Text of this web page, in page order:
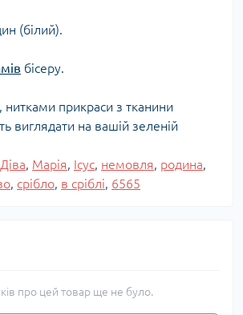
(білий).
бісеру.
нитками прикраси з тканини
виглядати на вашій зеленій
Діва, Марія, Ісус, немовля, родина,
, срібло, в сріблі, 6565
про цей товар ще не було.